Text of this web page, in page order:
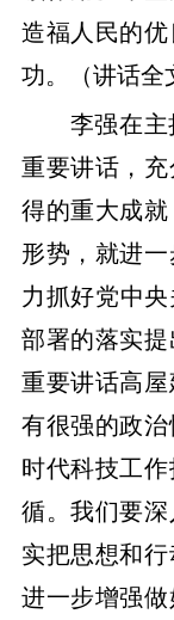
造福人民的
功。（讲话全
李强在
重要讲话，
得的重大成
形势，就进
力抓好党中
部署的落实
重要讲话高
有很强的政
时代科技工
循。我们要
实把思想和
进一步增强